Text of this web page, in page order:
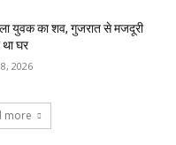
युवक का शव, गुजरात से मजदूरी
था घर
2026
more